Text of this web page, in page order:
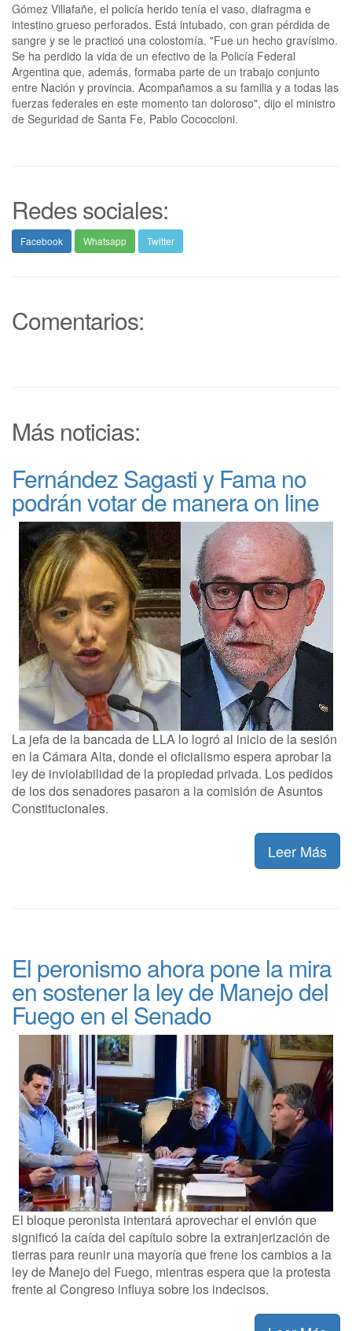
Gómez Villafañe, el policía herido tenía el vaso, diafragma e
intestino grueso perforados. Está intubado, con gran pérdida de
sangre y se le practicó una colostomía. "Fue un hecho gravísimo.
Se ha perdido la vida de un efectivo de la Policía Federal
Argentina que, además, formaba parte de un trabajo conjunto
entre Nación y provincia. Acompañamos a su familia y a todas las
fuerzas federales en este momento tan doloroso", dijo el ministro
de Seguridad de Santa Fe, Pablo Cococcioni.
Redes sociales:
Facebook Whatsapp Twitter
Comentarios:
Más noticias:
Fernández Sagasti y Fama no
podrán votar de manera on line
La jefa de la bancada de LLA lo logró al inicio de la sesión
en la Cámara Alta, donde el oficialismo espera aprobar la
ley de inviolabilidad de la propiedad privada. Los pedidos
de los dos senadores pasaron a la comisión de Asuntos
Constitucionales.
Leer Más
El peronismo ahora pone la mira
en sostener la ley de Manejo del
Fuego en el Senado
El bloque peronista intentará aprovechar el envión que
significó la caída del capítulo sobre la extranjerización de
tierras para reunir una mayoría que frene los cambios a la
ley de Manejo del Fuego, mientras espera que la protesta
frente al Congreso influya sobre los indecisos.